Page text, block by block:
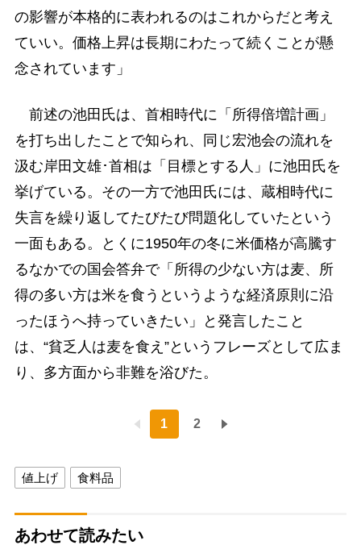
の影響が本格的に表われるのはこれからだと考え
ていい。価格上昇は長期にわたって続くことが懸
念されています」
前述の池田氏は、首相時代に「所得倍増計画」
を打ち出したことで知られ、同じ宏池会の流れを
汲む岸田文雄･首相は「目標とする人」に池田氏を
挙げている。その一方で池田氏には、蔵相時代に
失言を繰り返してたびたび問題化していたという
一面もある。とくに1950年の冬に米価格が高騰す
るなかでの国会答弁で「所得の少ない方は麦、所
得の多い方は米を食うというような経済原則に沿
ったほうへ持っていきたい」と発言したこと
は、“貧乏人は麦を食え”というフレーズとして広ま
り、多方面から非難を浴びた。
1 2
値上げ 食料品
あわせて読みたい